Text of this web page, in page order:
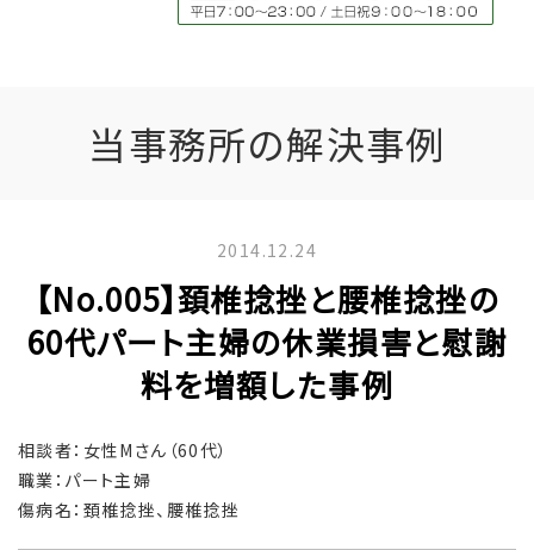
当事務所の解決事例
2014.12.24
【No.005】頚椎捻挫と腰椎捻挫の
60代パート主婦の休業損害と慰謝
料を増額した事例
相談者：女性Mさん（60代）
職業：パート主婦
傷病名：頚椎捻挫、腰椎捻挫